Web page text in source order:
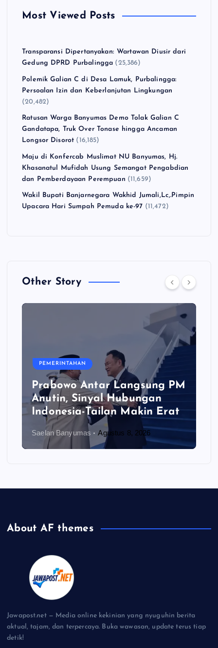
Most Viewed Posts
Transparansi Dipertanyakan: Wartawan Diusir dari
Gedung DPRD Purbalingga (25,386)
Polemik Galian C di Desa Lamuk, Purbalingga:
Persoalan Izin dan Keberlanjutan Lingkungan
(20,482)
Ratusan Warga Banyumas Demo Tolak Galian C
Gandatapa, Truk Over Tonase hingga Ancaman
Longsor Disorot (16,185)
Maju di Konfercab Muslimat NU Banyumas, Hj.
Khasanatul Mufidah Usung Semangat Pengabdian
dan Pemberdayaan Perempuan (11,659)
Wakil Bupati Banjarnegara Wakhid Jumali,Lc,.Pimpin
Upacara Hari Sumpah Pemuda ke-97 (11,472)
Other Story
PEMERINTAHAN
Prabowo Antar Langsung PM
Anutin, Sinyal Hubungan
Indonesia-Tailan Makin Erat
Saelan Banyumas Agustus 8, 2026
About AF themes
Jawapost.net — Media online kekinian yang nyuguhin berita
aktual, tajam, dan terpercaya. Buka wawasan, update terus tiap
detik!